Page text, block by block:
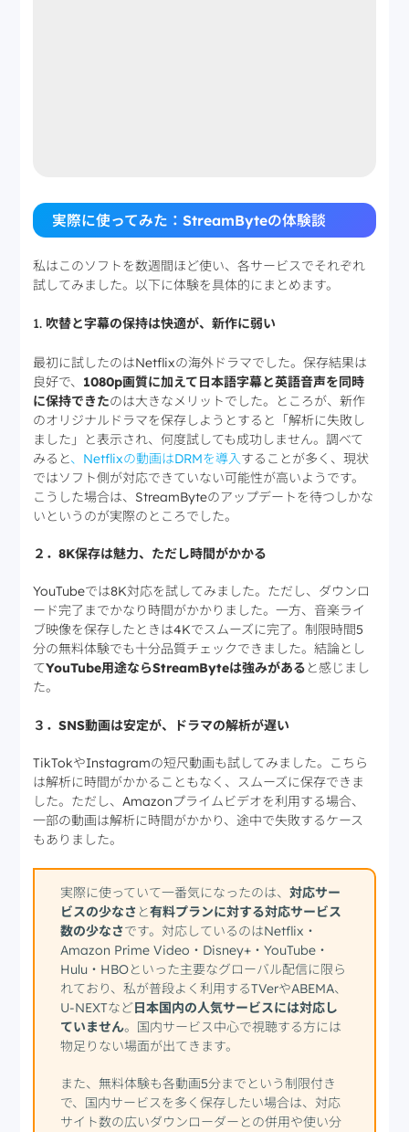
実際に使ってみた：StreamByteの体験談
私はこのソフトを数週間ほど使い、各サービスでそれぞれ
試してみました。以下に体験を具体的にまとめます。
吹替と字幕の保持は快適が、新作に弱い
最初に試したのはNetflixの海外ドラマでした。保存結果は
良好で、 1080p画質に加えて日本語字幕と英語音声を同時
に保持できたのは大きなメリットでした。ところが、新作
のオリジナルドラマを保存しようとすると「解析に失敗し
ました」と表示され、何度試しても成功しません。調べて
みると、Netflixの動画はDRMを導入することが多く、現状
ではソフト側が対応できていない可能性が高いようです。
こうした場合は、StreamByteのアップデートを待つしかな
いというのが実際のところでした。
２．8K保存は魅力、ただし時間がかかる
YouTubeでは8K対応を試してみました。ただし、ダウンロ
ード完了までかなり時間がかかりました。一方、音楽ライ
ブ映像を保存したときは4Kでスムーズに完了。制限時間5
分の無料体験でも十分品質チェックできました。結論とし
てYouTube用途ならStreamByteは強みがある と感じまし
た。
３．SNS動画は安定が、ドラマの解析が遅い
TikTokやInstagramの短尺動画も試してみました。こちら
は解析に時間がかかることもなく、スムーズに保存できま
した。ただし、Amazonプライムビデオを利用する場合、
一部の動画は解析に時間がかかり、途中で失敗するケース
もありました。
実際に使っていて一番気になったのは、対応サー
ビスの少なさ と有料プランに対する対応サービス
数の少なさです。対応しているのはNetflix・
Amazon Prime Video・Disney+・YouTube・
Hulu・HBOといった主要なグローバル配信に限ら
れており、私が普段よく利用するTVerやABEMA、
U-NEXTなど日本国内の人気サービスには対応し
ていません。国内サービス中心で視聴する方には
物足りない場面が出てきます。
また、無料体験も各動画5分までという制限付き
で、国内サービスを多く保存したい場合は、対応
サイト数の広いダウンローダーとの併用や使い分